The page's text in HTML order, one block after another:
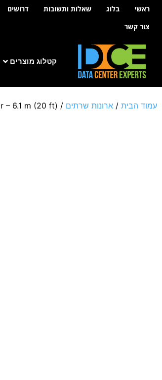
לתוכןראשי בלוג שאלות ותשובות דרושים
צור קשר
קטלוג מוצרים
עמוד הבית / ארונות שרתים / Leak Sensor – 6.1 m (20 ft)